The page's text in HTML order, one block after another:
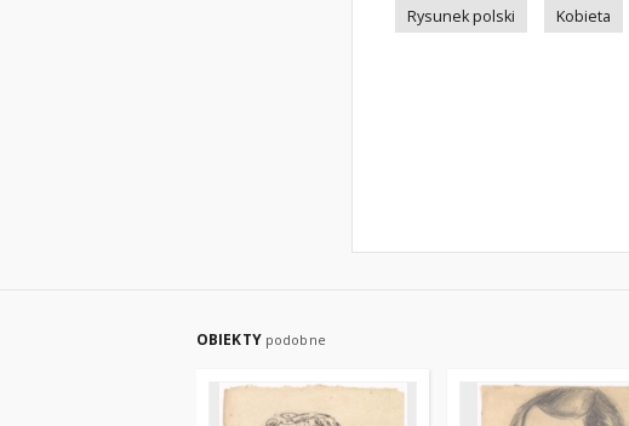
Rysunek polski
Kobieta
OBIEKTY podobne